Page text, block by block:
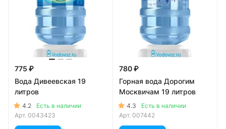
775 ₽
Вода Дивеевская 19
литров
4.2
Есть в наличии
Арт. 0043423
780 ₽
Горная вода Дорогим
Москвичам 19 литров
4.3
Есть в наличии
Арт. 007442